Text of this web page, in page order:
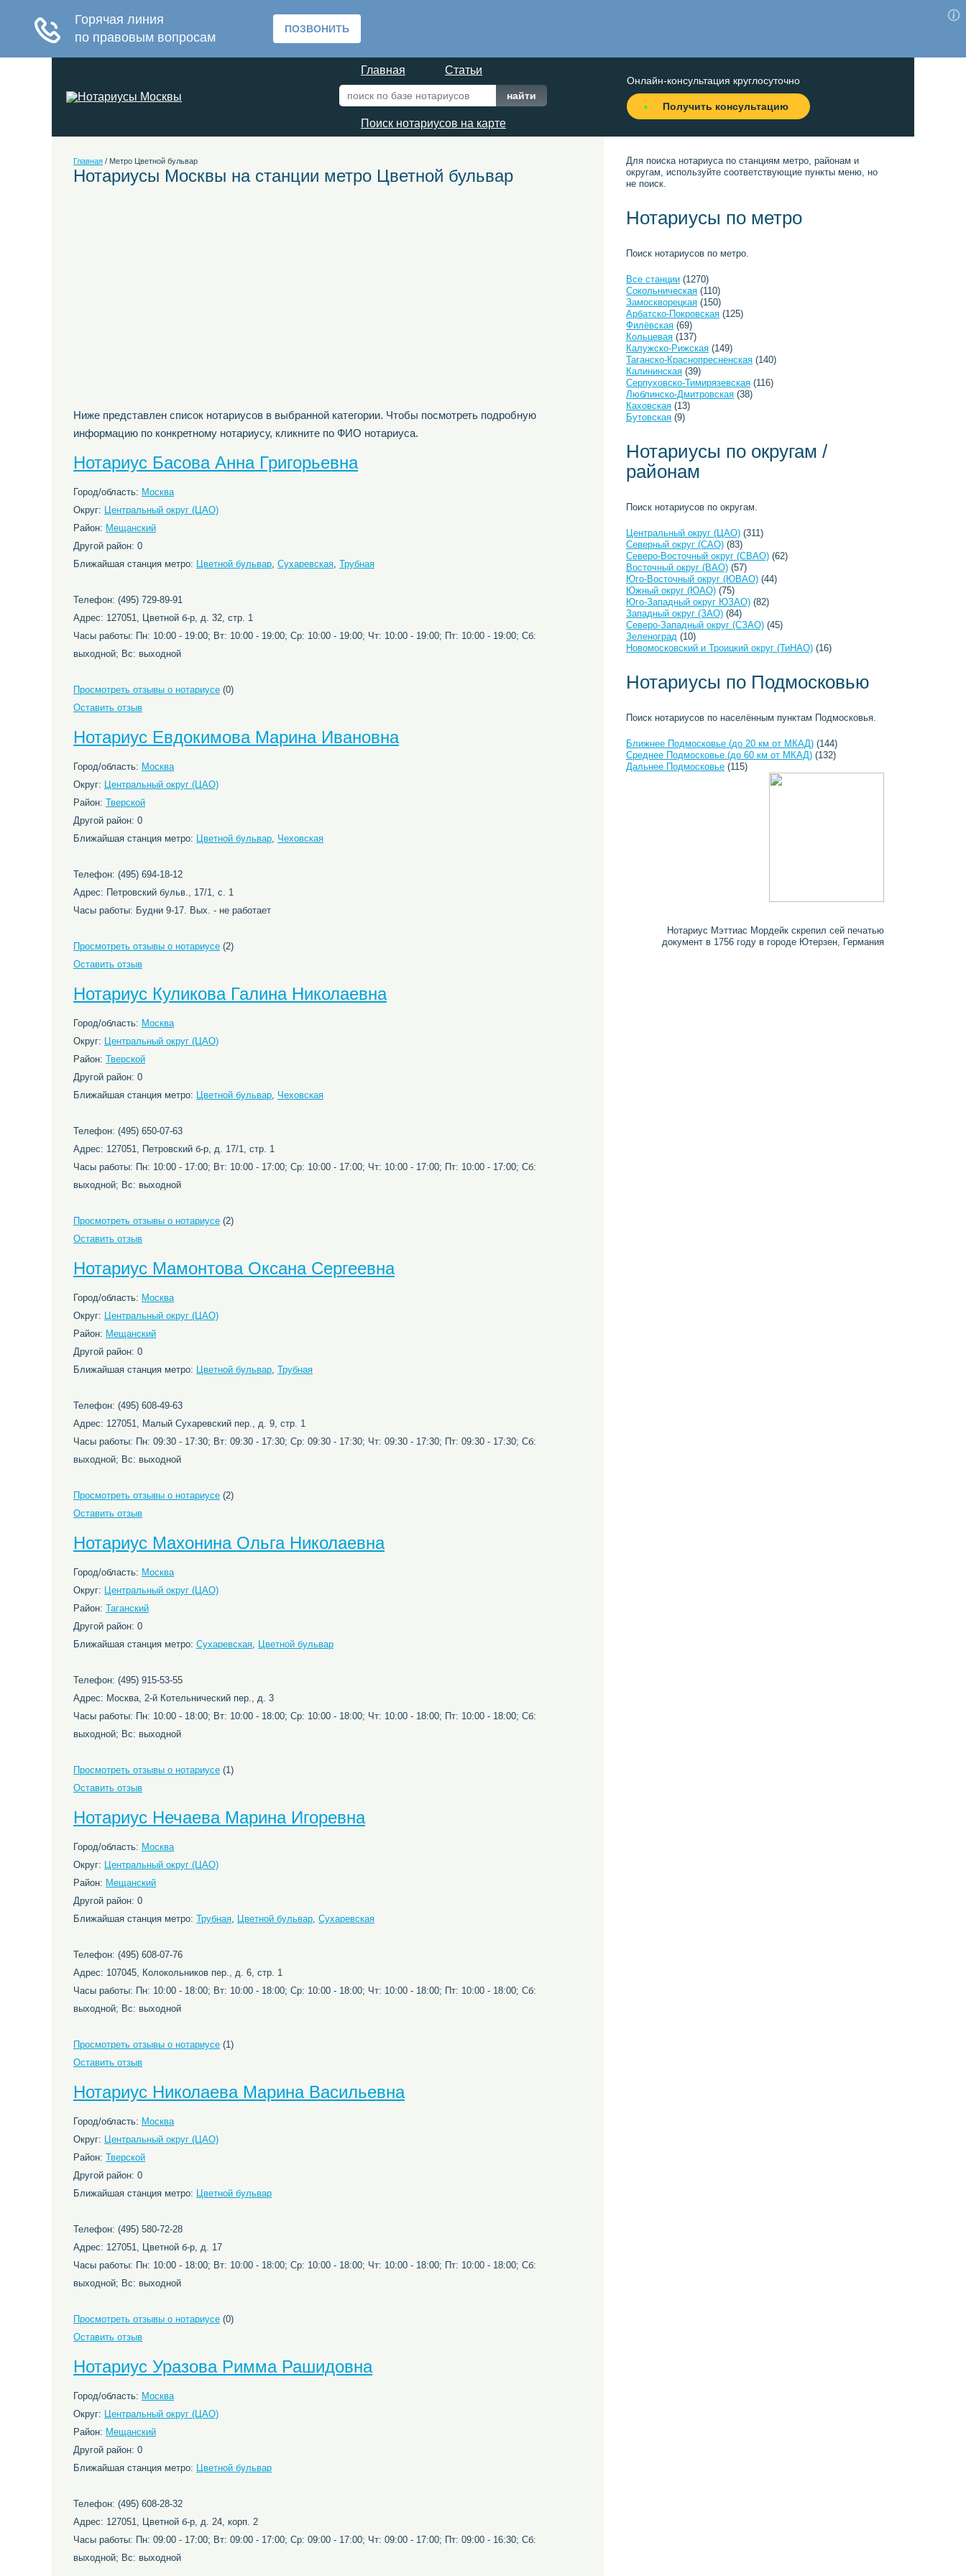
Главная Статьи
Поиск нотариусов на карте
Онлайн-консультация круглосуточно
Получить консультацию
Главная / Метро Цветной бульвар
Нотариусы Москвы на станции метро Цветной бульвар
Ниже представлен список нотариусов в выбранной категории. Чтобы посмотреть подробную
информацию по конкретному нотариусу, кликните по ФИО нотариуса.
Нотариус Басова Анна Григорьевна
Город/область: Москва
Округ: Центральный округ (ЦАО)
Район: Мещанский
Другой район: 0
Ближайшая станция метро: Цветной бульвар, Сухаревская, Трубная
Телефон: (495) 729-89-91
Адрес: 127051, Цветной б-р, д. 32, стр. 1
Часы работы: Пн: 10:00 - 19:00; Вт: 10:00 - 19:00; Ср: 10:00 - 19:00; Чт: 10:00 - 19:00; Пт: 10:00 - 19:00; Сб:
выходной; Вс: выходной
Просмотреть отзывы о нотариусе (0)
Оставить отзыв
Нотариус Евдокимова Марина Ивановна
Город/область: Москва
Округ: Центральный округ (ЦАО)
Район: Тверской
Другой район: 0
Ближайшая станция метро: Цветной бульвар, Чеховская
Телефон: (495) 694-18-12
Адрес: Петровский бульв., 17/1, с. 1
Часы работы: Будни 9-17. Вых. - не работает
Просмотреть отзывы о нотариусе (2)
Оставить отзыв
Нотариус Куликова Галина Николаевна
Город/область: Москва
Округ: Центральный округ (ЦАО)
Район: Тверской
Другой район: 0
Ближайшая станция метро: Цветной бульвар, Чеховская
Телефон: (495) 650-07-63
Адрес: 127051, Петровский б-р, д. 17/1, стр. 1
Часы работы: Пн: 10:00 - 17:00; Вт: 10:00 - 17:00; Ср: 10:00 - 17:00; Чт: 10:00 - 17:00; Пт: 10:00 - 17:00; Сб:
выходной; Вс: выходной
Просмотреть отзывы о нотариусе (2)
Оставить отзыв
Нотариус Мамонтова Оксана Сергеевна
Город/область: Москва
Округ: Центральный округ (ЦАО)
Район: Мещанский
Другой район: 0
Ближайшая станция метро: Цветной бульвар, Трубная
Телефон: (495) 608-49-63
Адрес: 127051, Малый Сухаревский пер., д. 9, стр. 1
Часы работы: Пн: 09:30 - 17:30; Вт: 09:30 - 17:30; Ср: 09:30 - 17:30; Чт: 09:30 - 17:30; Пт: 09:30 - 17:30; Сб:
выходной; Вс: выходной
Просмотреть отзывы о нотариусе (2)
Оставить отзыв
Нотариус Махонина Ольга Николаевна
Город/область: Москва
Округ: Центральный округ (ЦАО)
Район: Таганский
Другой район: 0
Ближайшая станция метро: Сухаревская, Цветной бульвар
Телефон: (495) 915-53-55
Адрес: Москва, 2-й Котельнический пер., д. 3
Часы работы: Пн: 10:00 - 18:00; Вт: 10:00 - 18:00; Ср: 10:00 - 18:00; Чт: 10:00 - 18:00; Пт: 10:00 - 18:00; Сб:
выходной; Вс: выходной
Просмотреть отзывы о нотариусе (1)
Оставить отзыв
Нотариус Нечаева Марина Игоревна
Город/область: Москва
Округ: Центральный округ (ЦАО)
Район: Мещанский
Другой район: 0
Ближайшая станция метро: Трубная, Цветной бульвар, Сухаревская
Телефон: (495) 608-07-76
Адрес: 107045, Колокольников пер., д. 6, стр. 1
Часы работы: Пн: 10:00 - 18:00; Вт: 10:00 - 18:00; Ср: 10:00 - 18:00; Чт: 10:00 - 18:00; Пт: 10:00 - 18:00; Сб:
выходной; Вс: выходной
Просмотреть отзывы о нотариусе (1)
Оставить отзыв
Нотариус Николаева Марина Васильевна
Город/область: Москва
Округ: Центральный округ (ЦАО)
Район: Тверской
Другой район: 0
Ближайшая станция метро: Цветной бульвар
Телефон: (495) 580-72-28
Адрес: 127051, Цветной б-р, д. 17
Часы работы: Пн: 10:00 - 18:00; Вт: 10:00 - 18:00; Ср: 10:00 - 18:00; Чт: 10:00 - 18:00; Пт: 10:00 - 18:00; Сб:
выходной; Вс: выходной
Просмотреть отзывы о нотариусе (0)
Оставить отзыв
Нотариус Уразова Римма Рашидовна
Город/область: Москва
Округ: Центральный округ (ЦАО)
Район: Мещанский
Другой район: 0
Ближайшая станция метро: Цветной бульвар
Телефон: (495) 608-28-32
Адрес: 127051, Цветной б-р, д. 24, корп. 2
Часы работы: Пн: 09:00 - 17:00; Вт: 09:00 - 17:00; Ср: 09:00 - 17:00; Чт: 09:00 - 17:00; Пт: 09:00 - 16:30; Сб:
выходной; Вс: выходной
Для поиска нотариуса по станциям метро, районам и
округам, используйте соответствующие пункты меню, но
не поиск.
Нотариусы по метро
Поиск нотариусов по метро.
Все станции (1270)
Сокольническая (110)
Замоскворецкая (150)
Арбатско-Покровская (125)
Филёвская (69)
Кольцевая (137)
Калужско-Рижская (149)
Таганско-Краснопресненская (140)
Калининская (39)
Серпуховско-Тимирязевская (116)
Люблинско-Дмитровская (38)
Каховская (13)
Бутовская (9)
Нотариусы по округам /
районам
Поиск нотариусов по округам.
Центральный округ (ЦАО) (311)
Северный округ (САО) (83)
Северо-Восточный округ (СВАО) (62)
Восточный округ (ВАО) (57)
Юго-Восточный округ (ЮВАО) (44)
Южный округ (ЮАО) (75)
Юго-Западный округ ЮЗАО) (82)
Западный округ (ЗАО) (84)
Северо-Западный округ (СЗАО) (45)
Зеленоград (10)
Новомосковский и Троицкий округ (ТиНАО) (16)
Нотариусы по Подмосковью
Поиск нотариусов по населённым пунктам Подмосковья.
Ближнее Подмосковье (до 20 км от МКАД) (144)
Среднее Подмосковье (до 60 км от МКАД) (132)
Дальнее Подмосковье (115)
Нотариус Мэттиас Мордейк скрепил сей печатью
документ в 1756 году в городе Ютерзен, Германия